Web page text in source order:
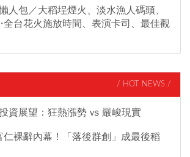
人包／大稻埕煙火、淡水漁人碼頭、
台花火施放時間、表演卡司、最佳觀
/ HOT NEWS /
資展望：狂熱漲勢 vs 嚴峻現實
裸辭內幕！「落後群創」成最後稻